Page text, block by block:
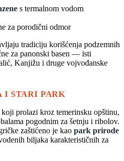
s termalnom vodom
za porodični odmor
tradiciju korišćenja podzemnih
za panonski basen — isti
Kanjižu i druge vojvođanske
I STARI PARK
prolazi kroz temerinsku opštinu,
pogodnim za šetnju i ribolov.
zaštićeno je kao park prirode
biljaka karakterističnih za